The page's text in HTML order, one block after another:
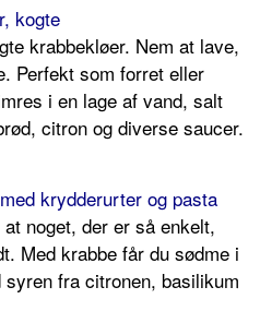
kogte
krabbekløer. Nem at lave,
Perfekt som forret eller
i en lage af vand, salt
citron og diverse saucer.
krydderurter og pasta
noget, der er så enkelt,
Med krabbe får du sødme i
syren fra citronen, basilikum